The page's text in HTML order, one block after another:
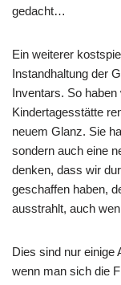
gedacht…
Ein weiterer
Instandhaltung der
Inventars. So
Kindertagesstätte
neuem Glanz. Sie
sondern auch eine
denken, dass wir
geschaffen haben,
ausstrahlt, auch
Dies sind nur einige
wenn man sich die